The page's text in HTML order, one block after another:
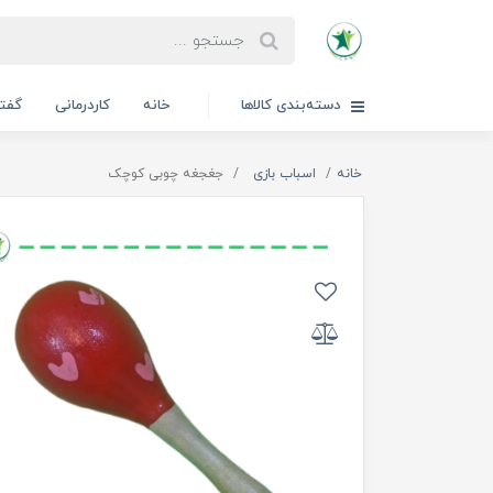
دسته‌بندی کالاها خانه کاردرمانی
خانه اسباب بازی جغجغه چوبی کوچک